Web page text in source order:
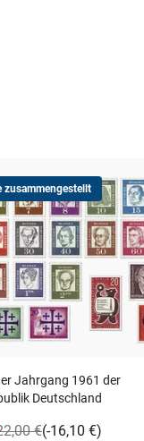
zusammengestellt
Jahrgang 1961 der
Deutschland
(-16,10 €)
€